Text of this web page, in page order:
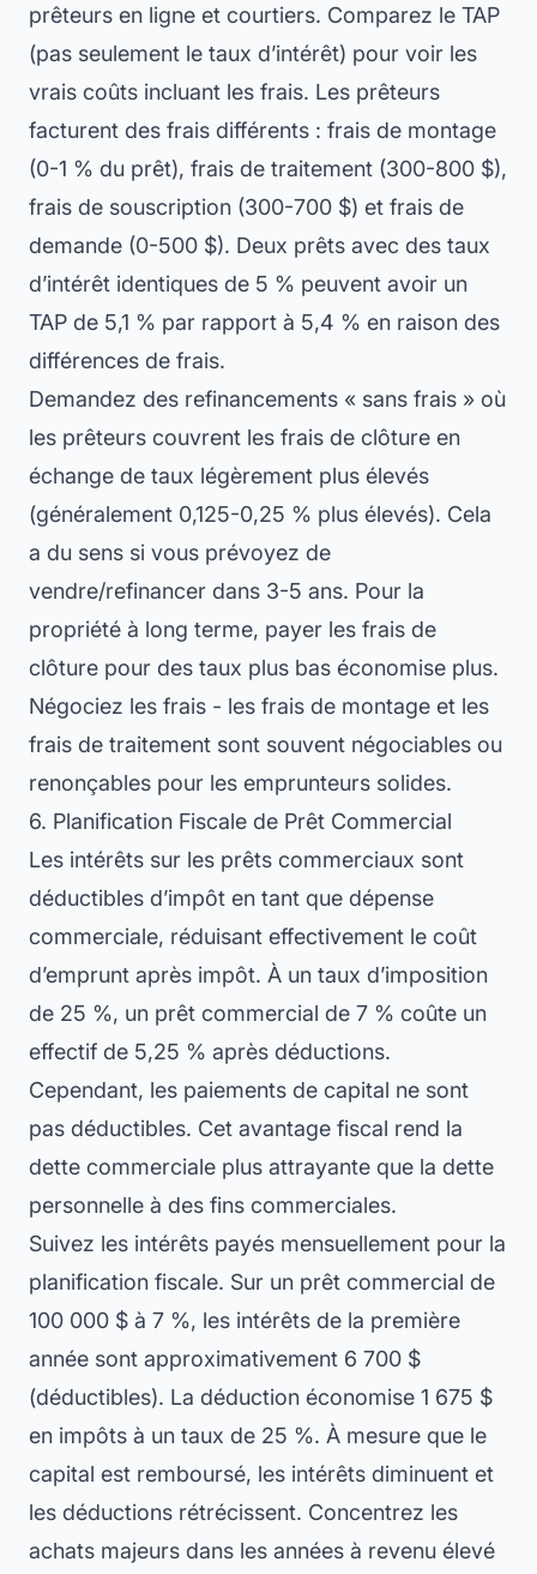
prêteurs en ligne et courtiers. Comparez le TAP
(pas seulement le taux d’intérêt) pour voir les
vrais coûts incluant les frais. Les prêteurs
facturent des frais différents : frais de montage
(0-1 % du prêt), frais de traitement (300-800 $),
frais de souscription (300-700 $) et frais de
demande (0-500 $). Deux prêts avec des taux
d’intérêt identiques de 5 % peuvent avoir un
TAP de 5,1 % par rapport à 5,4 % en raison des
différences de frais.
Demandez des refinancements « sans frais » où
les prêteurs couvrent les frais de clôture en
échange de taux légèrement plus élevés
(généralement 0,125-0,25 % plus élevés). Cela
a du sens si vous prévoyez de
vendre/refinancer dans 3-5 ans. Pour la
propriété à long terme, payer les frais de
clôture pour des taux plus bas économise plus.
Négociez les frais - les frais de montage et les
frais de traitement sont souvent négociables ou
renonçables pour les emprunteurs solides.
6. Planification Fiscale de Prêt Commercial
Les intérêts sur les prêts commerciaux sont
déductibles d’impôt en tant que dépense
commerciale, réduisant effectivement le coût
d’emprunt après impôt. À un taux d’imposition
de 25 %, un prêt commercial de 7 % coûte un
effectif de 5,25 % après déductions.
Cependant, les paiements de capital ne sont
pas déductibles. Cet avantage fiscal rend la
dette commerciale plus attrayante que la dette
personnelle à des fins commerciales.
Suivez les intérêts payés mensuellement pour la
planification fiscale. Sur un prêt commercial de
100 000 $ à 7 %, les intérêts de la première
année sont approximativement 6 700 $
(déductibles). La déduction économise 1 675 $
en impôts à un taux de 25 %. À mesure que le
capital est remboursé, les intérêts diminuent et
les déductions rétrécissent. Concentrez les
achats majeurs dans les années à revenu élevé